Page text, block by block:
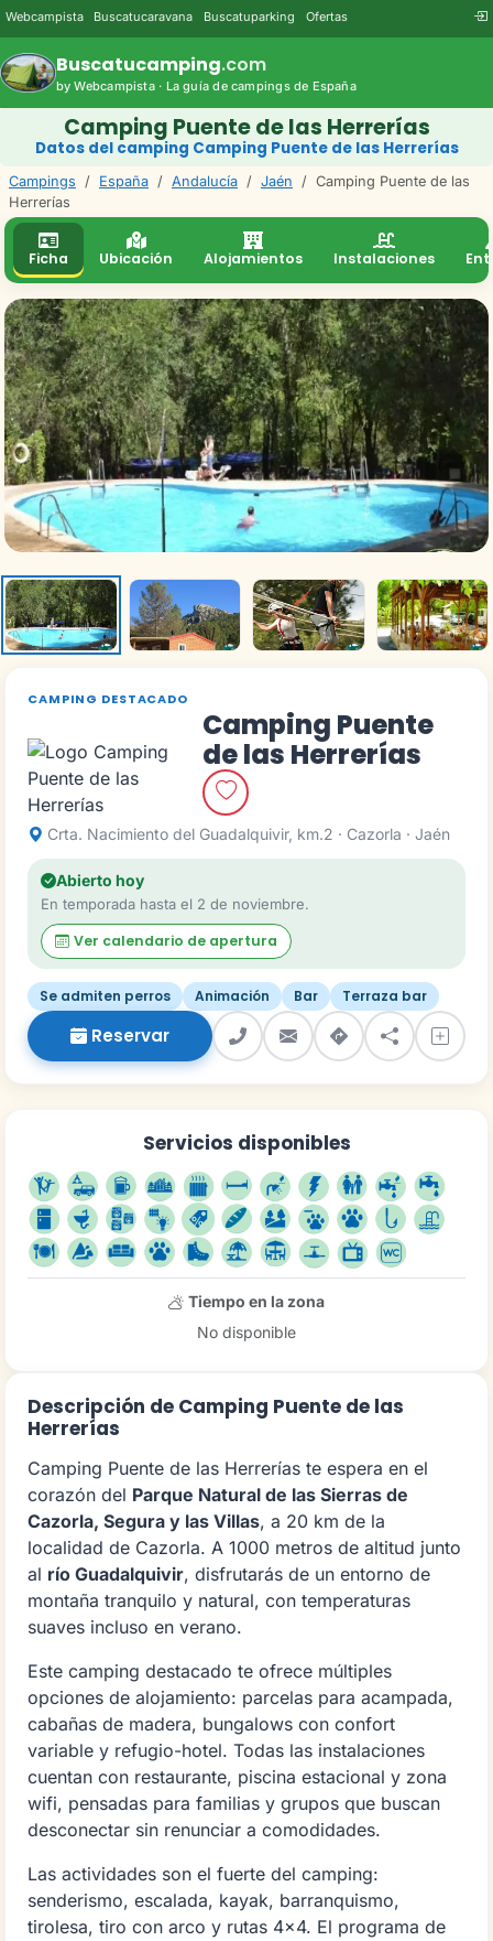
Webcampista Buscatucaravana Buscatuparking Ofertas
Buscatucamping.com
by Webcampista · La guía de campings de España
Camping Puente de las Herrerías
Datos del camping Camping Puente de las Herrerías
Campings / España / Andalucía / Jaén / Camping Puente de las
Herrerías
Ficha Ubicación Alojamientos Instalaciones
CAMPING DESTACADO
Camping Puente
de las Herrerías
Crta. Nacimiento del Guadalquivir, km.2 · Cazorla · Jaén
Abierto hoy
En temporada hasta el 2 de noviembre.
Ver calendario de apertura
Se admiten perros Animación Bar Terraza bar
Reservar
Servicios disponibles
Tiempo en la zona
No disponible
Descripción de Camping Puente de las
Herrerías
Camping Puente de las Herrerías te espera en el
corazón del Parque Natural de las Sierras de
Cazorla, Segura y las Villas, a 20 km de la
localidad de Cazorla. A 1000 metros de altitud junto
al río Guadalquivir, disfrutarás de un entorno de
montaña tranquilo y natural, con temperaturas
suaves incluso en verano.
Este camping destacado te ofrece múltiples
opciones de alojamiento: parcelas para acampada,
cabañas de madera, bungalows con confort
variable y refugio-hotel. Todas las instalaciones
cuentan con restaurante, piscina estacional y zona
wifi, pensadas para familias y grupos que buscan
desconectar sin renunciar a comodidades.
Las actividades son el fuerte del camping:
senderismo, escalada, kayak, barranquismo,
tirolesa, tiro con arco y rutas 4x4. El programa de